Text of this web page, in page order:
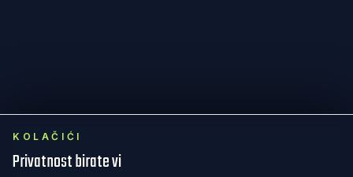
KOLAČIĆI
Privatnost birate vi